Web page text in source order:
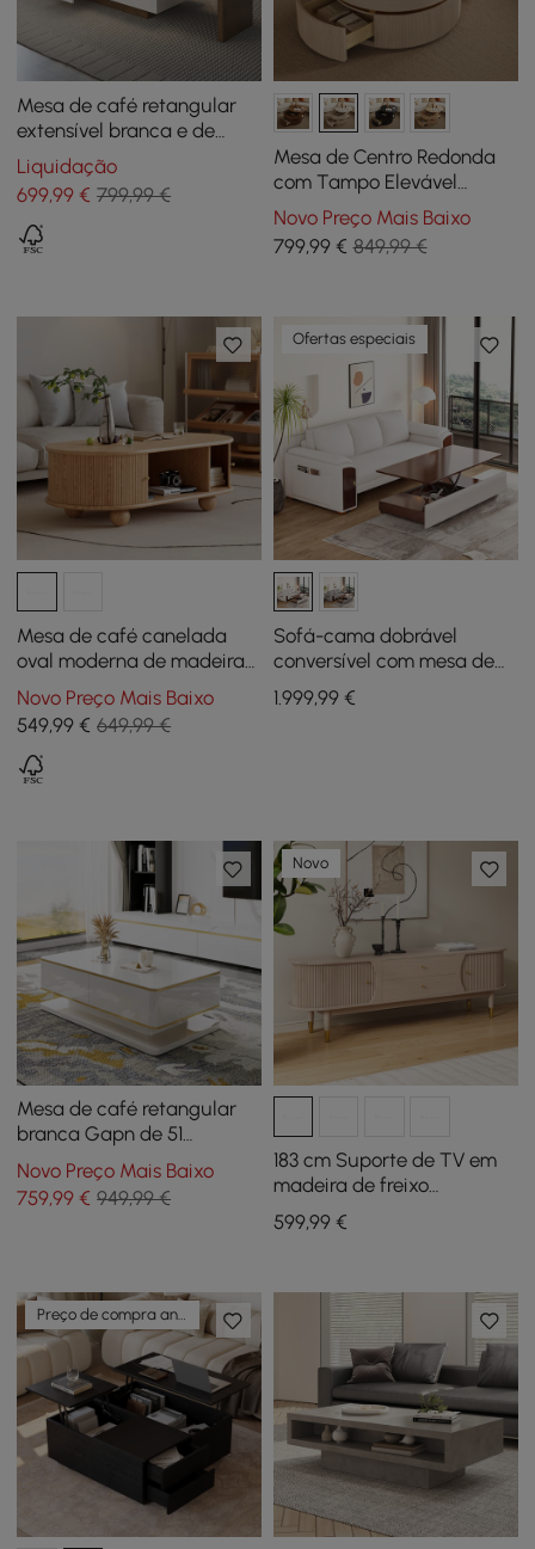
Mesa de café retangular
extensível branca e de
nogueira com gaveta e
armazenamento
deslizante
Liquidação
699,99 € 799,99 €
Mesa de Centro Redonda
com Tampo Elevável
Canelado de 32" com 2
Gavetas
Novo Preço Mais Baixo
799,99€ 849,99 €
Mesa de café canelada
oval moderna de madeira
maciça natural Stria 1200
mm com armazenamento
Novo Preço Mais Baixo
549,99 € 649,99 €
Ofertas especiais
Sofá-cama dobrável
conversível com mesa de
café elevatória
1.999,99€
Mesa de café retangular
branca Gapn de 51
polegadas com
armazenamento, tampo de
vidro temperado de 4
Novo Preço Mais Baixo
759,99 € 949,99 €
Novo
183 cm Suporte de TV em
madeira de freixo
canelada esbranquiçada
com armazenamento
599,99€
Preço de compra antecipada